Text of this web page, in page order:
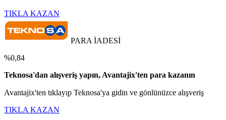
TIKLA KAZAN
PARA İADESİ
%0,84
Teknosa'dan alışveriş yapın, Avantajix'ten para kazanın
Avantajix'ten tıklayıp Teknosa'ya gidin ve gönlünüzce alışveriş
TIKLA KAZAN